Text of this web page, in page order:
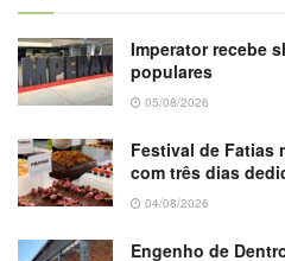
Imperator recebe
populares
05/08/2026
Festival de Fatias
com três dias
04/08/2026
Engenho de